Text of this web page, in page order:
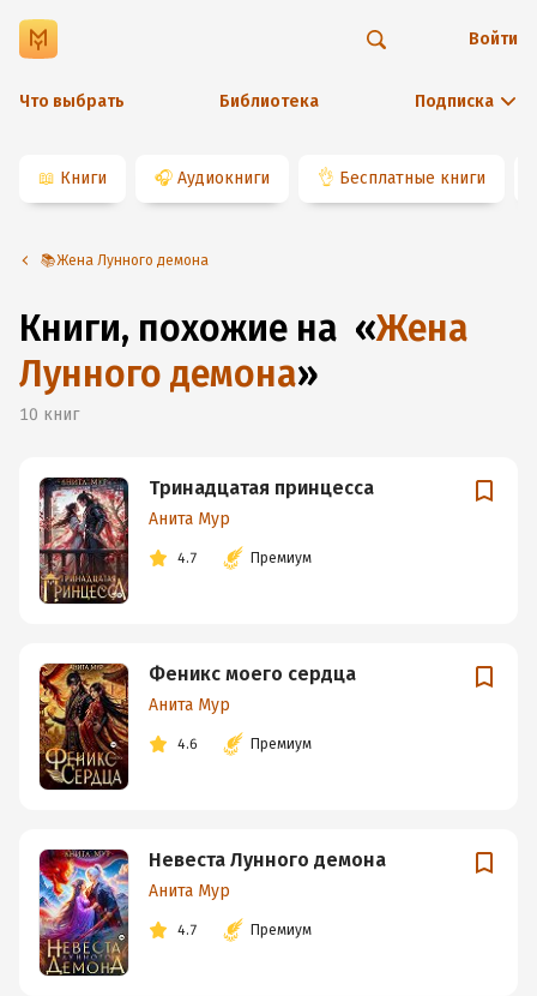
Что выбрать Библиотека Подписка
Войти
📖 Книги 🎧 Аудиокниги 👌 Бесплатные книги
📚Жена Лунного демона
Книги, похожие на «Жена
Лунного демона»
10 книг
Тринадцатая принцесса
Анита Мур
4.7 Премиум
Феникс моего сердца
Анита Мур
4.6 Премиум
Невеста Лунного демона
Анита Мур
4.7 Премиум